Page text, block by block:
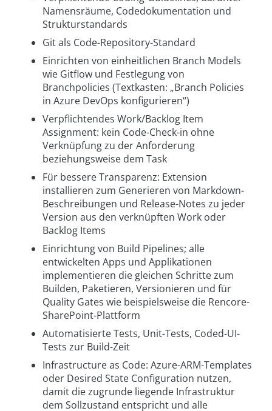
Namensräume, Codedokumentation und
Strukturstandards
Git als Code-Repository-Standard
Einrichten von einheitlichen Branch Models
wie Gitflow und Festlegung von
Branchpolicies (Textkasten: „Branch Policies
in Azure DevOps konfigurieren“)
Verpflichtendes Work/Backlog Item
Assignment: kein Code-Check-in ohne
Verknüpfung zu der Anforderung
beziehungsweise dem Task
Für bessere Transparenz: Extension
installieren zum Generieren von Markdown-
Beschreibungen und Release-Notes zu jeder
Version aus den verknüpften Work oder
Backlog Items
Einrichtung von Build Pipelines; alle
entwickelten Apps und Applikationen
implementieren die gleichen Schritte zum
Builden, Paketieren, Versionieren und für
Quality Gates wie beispielsweise die Rencore-
SharePoint-Plattform
Automatisierte Tests, Unit-Tests, Coded-UI-
Tests zur Build-Zeit
Infrastructure as Code: Azure-ARM-Templates
oder Desired State Configuration nutzen,
damit die zugrunde liegende Infrastruktur
dem Sollzustand entspricht und alle